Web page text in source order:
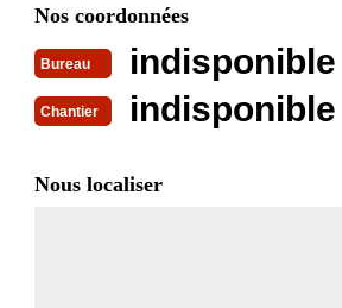
Nos coordonnées
Bureau indisponible
Chantier indisponible
Nous localiser